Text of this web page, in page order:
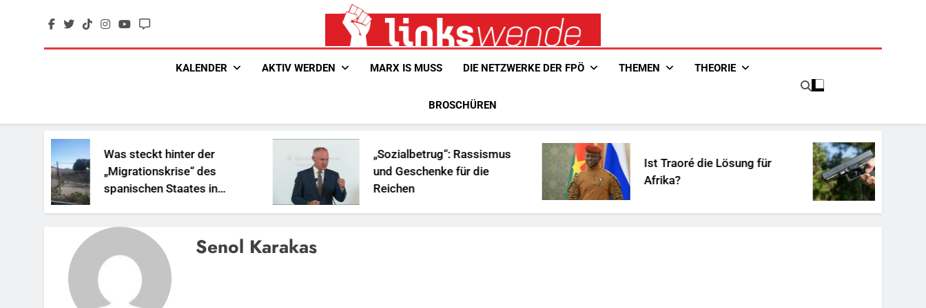
Linkswende Jetzt!
KALENDER AKTIV WERDEN MARX IS MUSS DIE NETZWERKE DER FPÖ THEMEN THEORIE
BROSCHÜREN
Was steckt hinter der
„Migrationskrise“ des
spanischen Staates in
Nordafrika?
„Sozialbetrug“: Rassismus
und Geschenke für die
Reichen
Ist Traoré die Lösung für
Afrika?
Senol Karakas